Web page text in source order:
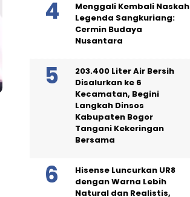
Menggali Kembali Naskah
Legenda Sangkuriang:
Cermin Budaya
Nusantara
203.400 Liter Air Bersih
Disalurkan ke 6
Kecamatan, Begini
Langkah Dinsos
Kabupaten Bogor
Tangani Kekeringan
Bersama
Hisense Luncurkan UR8
dengan Warna Lebih
Natural dan Realistis,